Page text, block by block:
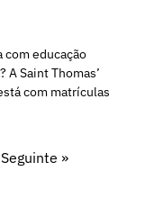
com educação
Saint Thomas’
com matrículas
Seguinte »